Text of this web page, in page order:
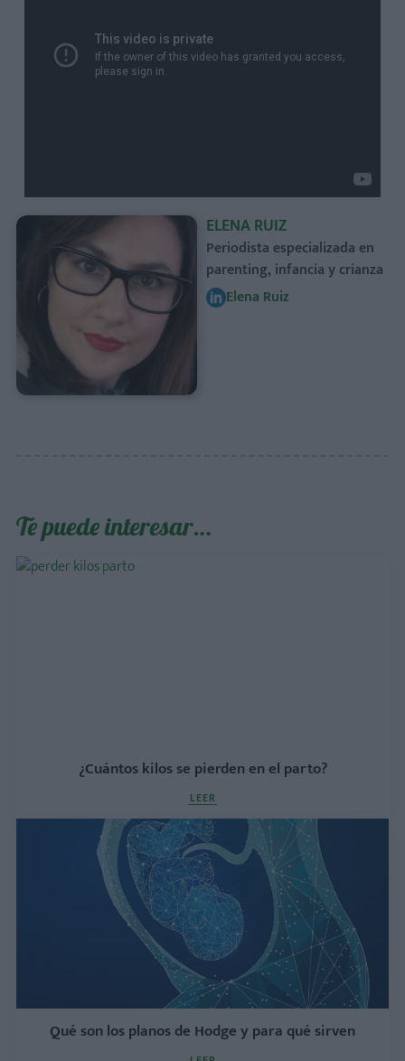
ELENA RUIZ
Periodista especializada en
parenting, infancia y crianza
Elena Ruiz
Te puede interesar…
¿Cuántos kilos se pierden en el parto?
LEER
Qué son los planos de Hodge y para qué sirven